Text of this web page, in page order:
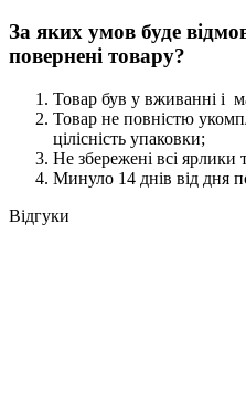
За яких умов буде
повернені товару?
Товар був у вживанні і
Товар не повністю
цілісність упаковки;
Не збережені всі ярлики
Минуло 14 днів від дня
Відгуки